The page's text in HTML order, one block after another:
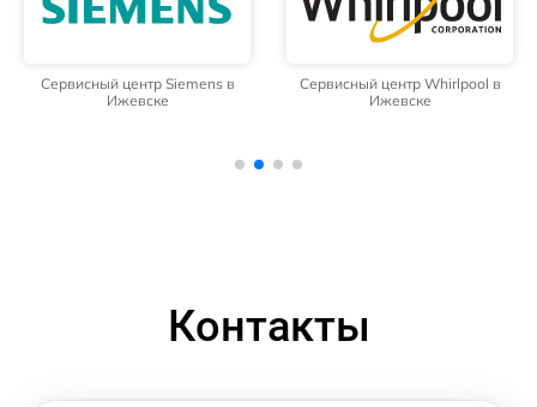
Сервисный центр Siemens в
Ижевске
Сервисный центр Whirlpool в
Ижевске
Контакты